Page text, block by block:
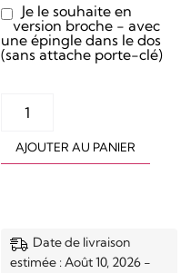
Je le souhaite en
version broche - avec
une épingle dans le dos
(sans attache porte-clé)
AJOUTER AU PANIER
Date de livraison
estimée : Août 10, 2026 -